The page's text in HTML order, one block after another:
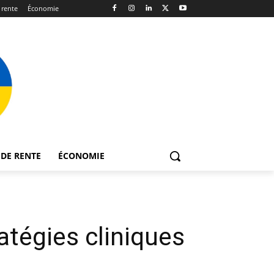
Économie
RENTE ÉCONOMIE
cliniques